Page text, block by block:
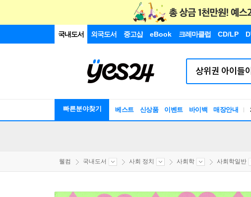
국내도서 외국도서 중고샵 eBook 크레마클럽 CD/LP
빠른분야찾기 베스트 신상품 이벤트 바이백 매장안내
웰컴 국내도서 사회 정치 사회학 사회학일반